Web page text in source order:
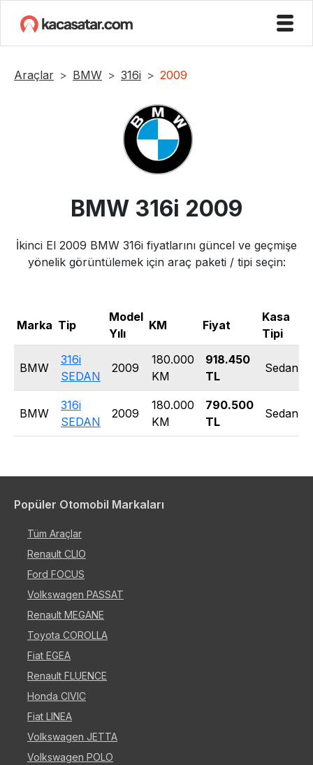
Araçlar BMW 316i 2009
BMW 316i 2009
İkinci El 2009 BMW 316i fiyatlarını güncel ve geçmişe
yönelik görüntülemek için araç paketi / tipi seçin:
Marka Tip
Model
Yılı
KM Fiyat
Kasa
Tipi
BMW
316i
SEDAN
2009
180.000
KM
918.450
TL
Sedan
BMW
316i
SEDAN
2009
180.000
KM
790.500
TL
Sedan
Popüler Otomobil Markaları
Tüm Araçlar
Renault CLIO
Ford FOCUS
Volkswagen PASSAT
Renault MEGANE
Toyota COROLLA
Fiat EGEA
Renault FLUENCE
Honda CIVIC
Fiat LINEA
Volkswagen JETTA
Volkswagen POLO